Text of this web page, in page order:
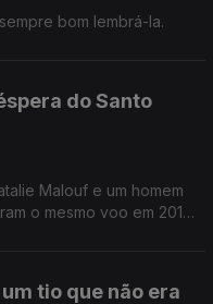
bom lembrá-la.
do Santo
Malouf e um homem
o mesmo voo em 2016,
tio que não era